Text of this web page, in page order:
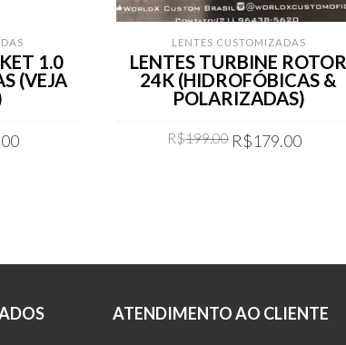
1.0
(VEJA
LENTES CUSTOMIZADAS
LENTES TURBINE ROTOR
24K (HIDROFÓBICAS &
POLARIZADAS)
R$199.00 Original
R$179.00
ATENDIMENTO AO CLIENTE